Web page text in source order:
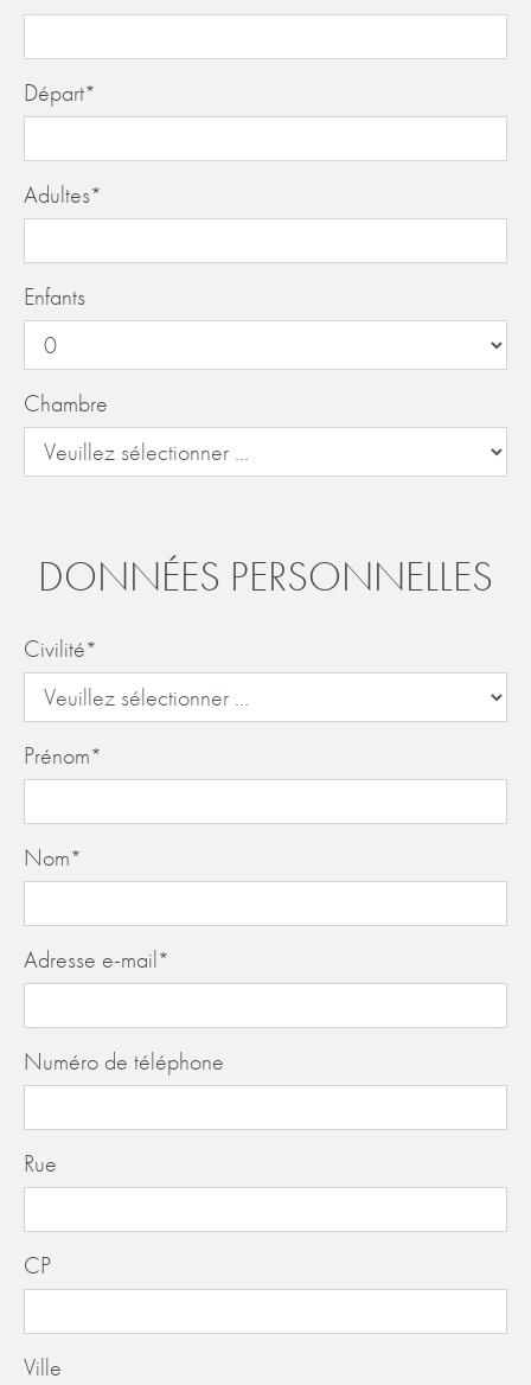
Départ*
Adultes*
Enfants
Chambre
DONNÉES PERSONNELLES
Civilité*
Prénom*
Nom*
Adresse e-mail*
Numéro de téléphone
Rue
CP
Ville